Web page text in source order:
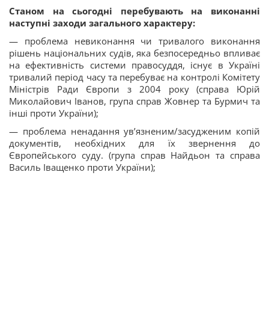
Станом на сьогодні
перебувають на виконанні
наступні заходи загального характеру:
— проблема невиконання чи тривалого виконання
рішень національних судів, яка безпосередньо впливає
на ефективність системи правосуддя, існує в Україні
тривалий період часу та перебуває на контролі Комітету
Міністрів Ради Європи з 2004 року (справа Юрій
Миколайович Іванов, група справ Жовнер та Бурмич та
інші проти України);
— проблема ненадання ув’язненим/засудженим копій
документів, необхідних для їх звернення до
Європейського суду. (група справ Найдьон та справа
Василь Іващенко проти України);